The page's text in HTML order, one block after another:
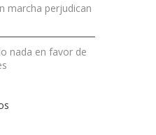
marcha perjudican
nada en favor de